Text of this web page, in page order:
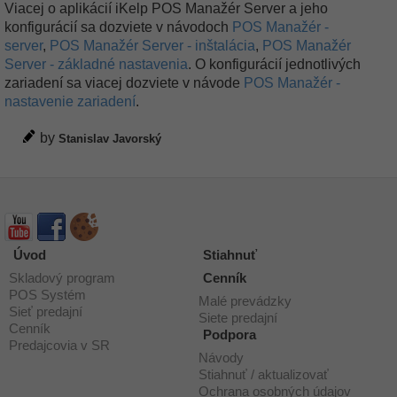
Viacej o aplikácií iKelp POS Manažér Server a jeho
konfigurácií sa dozviete v návodoch POS Manažér -
server, POS Manažér Server - inštalácia, POS Manažér
Server - základné nastavenia. O konfigurácií jednotlivých
zariadení sa viacej dozviete v návode POS Manažér -
nastavenie zariadení.
by Stanislav Javorský
Úvod
Skladový program
POS Systém
Sieť predajní
Cenník
Predajcovia v SR
Stiahnuť
Cenník
Malé prevádzky
Siete predajní
Podpora
Návody
Stiahnuť / aktualizovať
Ochrana osobných údajov